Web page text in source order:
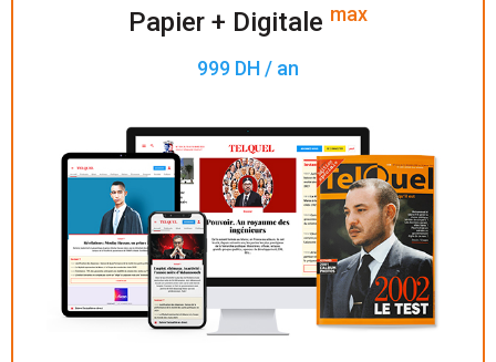
Papier + Digitale max
999 DH / an